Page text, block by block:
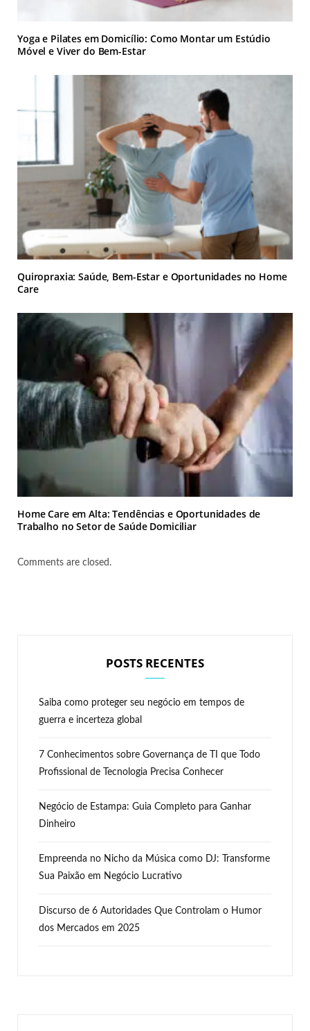
Yoga e Pilates em Domicílio: Como Montar um Estúdio
Móvel e Viver do Bem-Estar
Quiropraxia: Saúde, Bem-Estar e Oportunidades no Home
Care
​Home Care em Alta: Tendências e Oportunidades de
Trabalho no Setor de Saúde Domiciliar​
Comments are closed.
POSTS RECENTES
Saiba como proteger seu negócio em tempos de
guerra e incerteza global
7 Conhecimentos sobre Governança de TI que Todo
Profissional de Tecnologia Precisa Conhecer
Negócio de Estampa: Guia Completo para Ganhar
Dinheiro
Empreenda no Nicho da Música como DJ: Transforme
Sua Paixão em Negócio Lucrativo
Discurso de 6 Autoridades Que Controlam o Humor
dos Mercados em 2025